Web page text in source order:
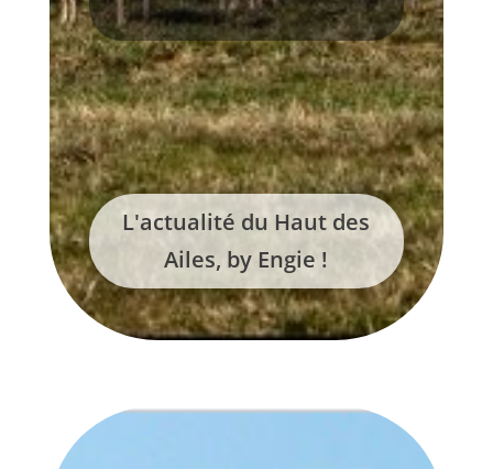
L'actualité du Haut des
Ailes, by Engie !